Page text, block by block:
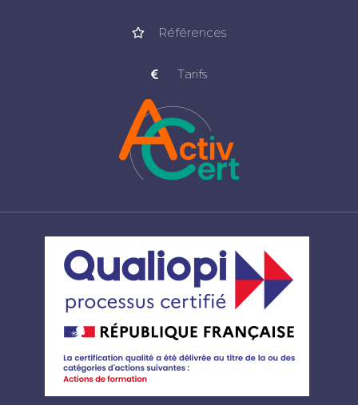
Références
Tarifs